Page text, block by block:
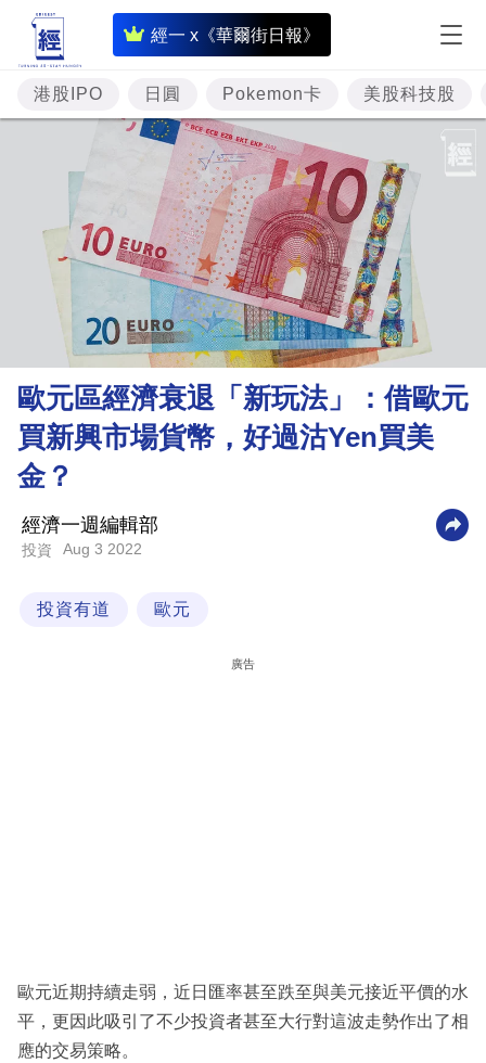
經一 x《華爾街日報》
即
時
財
經
投
資
市
理
財
商
科
技
港股IPO 日圓 Pokemon卡 美股科技股
歐元區經濟衰退「新玩法」：借歐元
買新興市場貨幣，好過沽Yen買美
金？
經濟一週編輯部
投資 Aug 3 2022
投資有道 歐元
廣告
歐元近期持續走弱，近日匯率甚至跌至與美元接近平價的水
平，更因此吸引了不少投資者甚至大行對這波走勢作出了相
應的交易策略。